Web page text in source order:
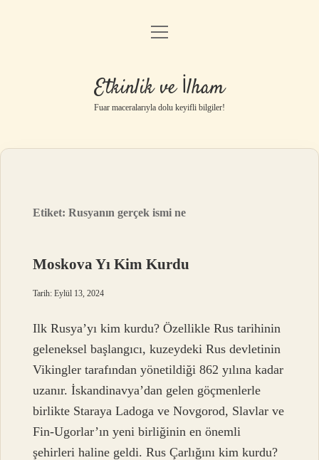
Anasayfa
Gizlilik Politikası
Yasal Uyarı
menüyü
Etkinlik ve İlham
Fuar maceralarıyla dolu keyifli bilgiler!
Etiket:Rusyanın gerçek ismi ne
Moskova Yı Kim Kurdu
Tarih: Eylül 13, 2024
Ilk Rusya’yı kim kurdu? Özellikle Rus tarihinin
geleneksel başlangıcı, kuzeydeki Rus devletinin
Vikingler tarafından yönetildiği 862 yılına kadar
uzanır. İskandinavya’dan gelen göçmenlerle
birlikte Staraya Ladoga ve Novgorod, Slavlar ve
Fin-Ugorlar’ın yeni birliğinin en önemli
şehirleri haline geldi. Rus Çarlığını kim kurdu?